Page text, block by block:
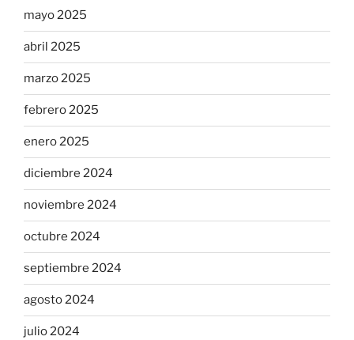
mayo 2025
abril 2025
marzo 2025
febrero 2025
enero 2025
diciembre 2024
noviembre 2024
octubre 2024
septiembre 2024
agosto 2024
julio 2024